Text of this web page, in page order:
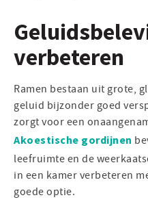
verbeteren
Ramen bestaan uit grote,
geluid bijzonder goed
zorgt voor een
Akoestische gordijnen
leefruimte en de
in een kamer verbeteren
goede optie.